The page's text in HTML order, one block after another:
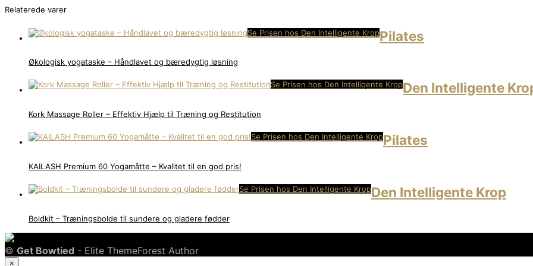
Relaterede varer
Se Prisen hos Den Intelligente KropPilates
Økologisk yogataske – Håndlavet og bæredygtig løsning
Se Prisen hos Den Intelligente KropDen Intelligente
Kork Massage Roller – Effektiv Hjælp til Træning og Restitution
Se Prisen hos Den Intelligente KropPilates
KAILASH Premium 60 Yogamåtte – Kvalitet til en god pris!
Se Prisen hos Den Intelligente KropDen Intelligente Krop
Boldkit – Træningsbolde til sundere og gladere fødder
© Get Bowtied - Elite ThemeForest Author
×